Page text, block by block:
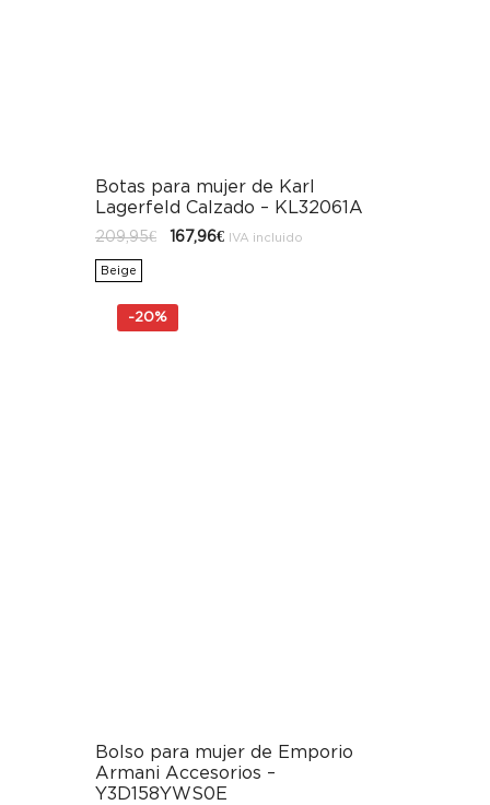
Botas para mujer de Karl
Lagerfeld Calzado – KL32061A
209,95€
El167,96€ElIVA incluido
Beige
-20%
Bolso para mujer de Emporio
Armani Accesorios –
Y3D158YWS0E